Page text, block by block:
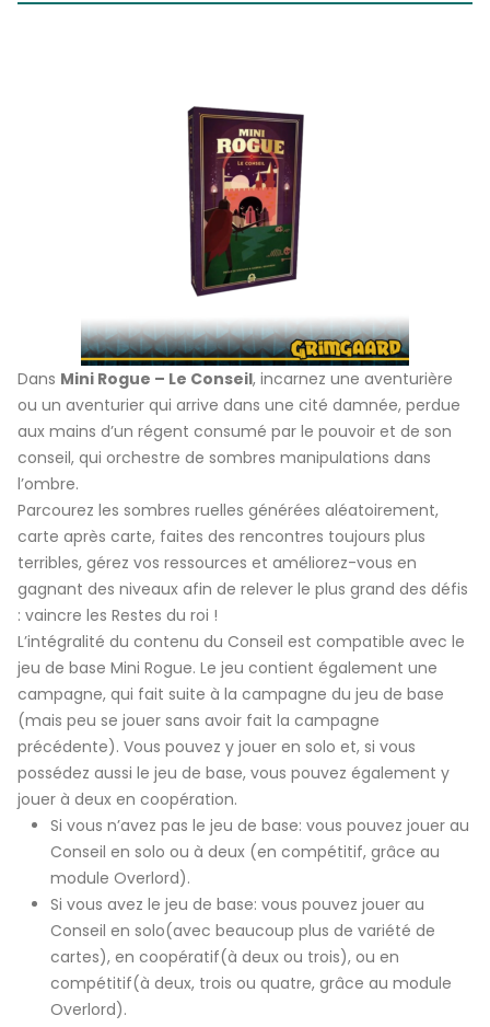
Dans Mini Rogue – Le Conseil, incarnez une aventurière
ou un aventurier qui arrive dans une cité damnée, perdue
aux mains d’un régent consumé par le pouvoir et de son
conseil, qui orchestre de sombres manipulations dans
l’ombre.
Parcourez les sombres ruelles générées aléatoirement,
carte après carte, faites des rencontres toujours plus
terribles, gérez vos ressources et améliorez-vous en
gagnant des niveaux afin de relever le plus grand des défis
: vaincre les Restes du roi !
L’intégralité du contenu du Conseil est compatible avec le
jeu de base Mini Rogue. Le jeu contient également une
campagne, qui fait suite à la campagne du jeu de base
(mais peu se jouer sans avoir fait la campagne
précédente). Vous pouvez y jouer en solo et, si vous
possédez aussi le jeu de base, vous pouvez également y
jouer à deux en coopération.
Si vous n’avez pas le jeu de base: vous pouvez jouer au
Conseil en solo ou à deux (en compétitif, grâce au
module Overlord).
Si vous avez le jeu de base: vous pouvez jouer au
Conseil en solo(avec beaucoup plus de variété de
cartes), en coopératif(à deux ou trois), ou en
compétitif(à deux, trois ou quatre, grâce au module
Overlord).